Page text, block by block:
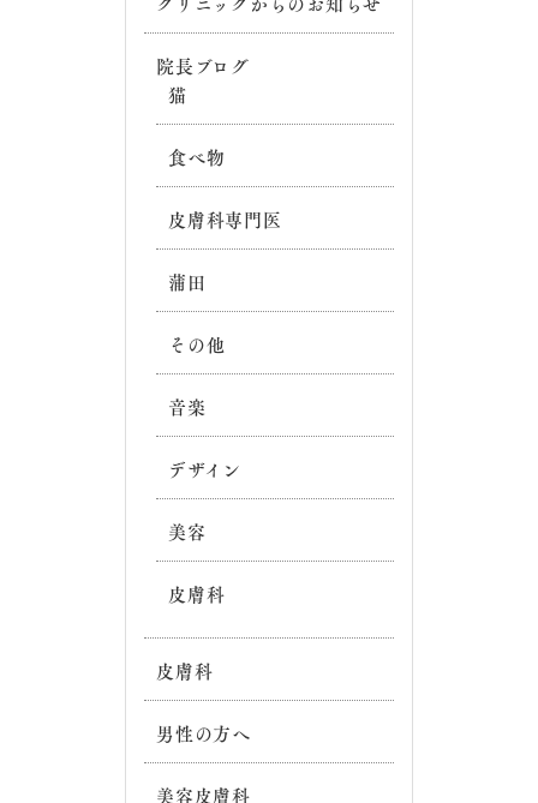
院長ブログ
猫
食べ物
皮膚科専門医
蒲田
その他
音楽
デザイン
美容
皮膚科
皮膚科
男性の方へ
美容皮膚科